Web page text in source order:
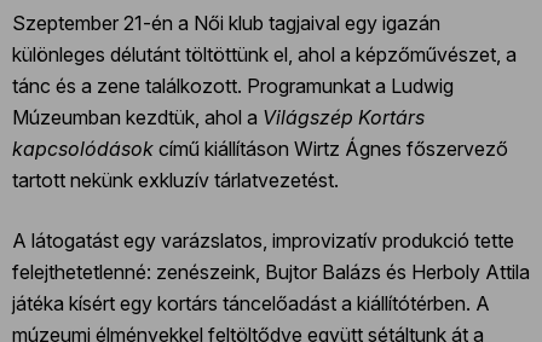
Szeptember 21-én a Női klub tagjaival egy igazán
különleges délutánt töltöttünk el, ahol a képzőművészet, a
tánc és a zene találkozott. Programunkat a Ludwig
Múzeumban kezdtük, ahol a Világszép Kortárs
kapcsolódások című kiállításon Wirtz Ágnes főszervező
tartott nekünk exkluzív tárlatvezetést.
A látogatást egy varázslatos, improvizatív produkció tette
felejthetetlenné: zenészeink, Bujtor Balázs és Herboly Attila
játéka kísért egy kortárs táncelőadást a kiállítótérben. A
múzeumi élményekkel feltöltődve együtt sétáltunk át a